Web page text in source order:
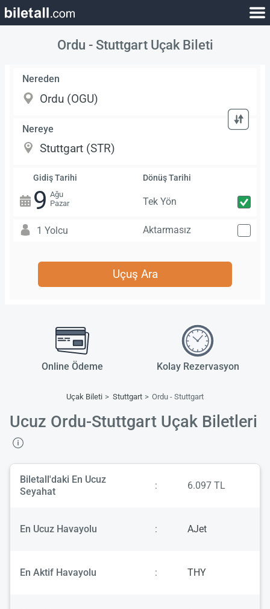
Ordu - Stuttgart Uçak Bileti
Nereden
Nereye
Gidiş Tarihi
9 Ağu
Pazar
Dönüş Tarihi
Tek Yön
1 Yolcu Aktarmasız
Uçuş Ara
Online Ödeme Kolay Rezervasyon
Uçak Bileti Stuttgart Ordu - Stuttgart
Ucuz Ordu-Stuttgart Uçak Biletleri
Biletall'daki En Ucuz
Seyahat
: 6.097 TL
En Ucuz Havayolu : AJet
En Aktif Havayolu : THY